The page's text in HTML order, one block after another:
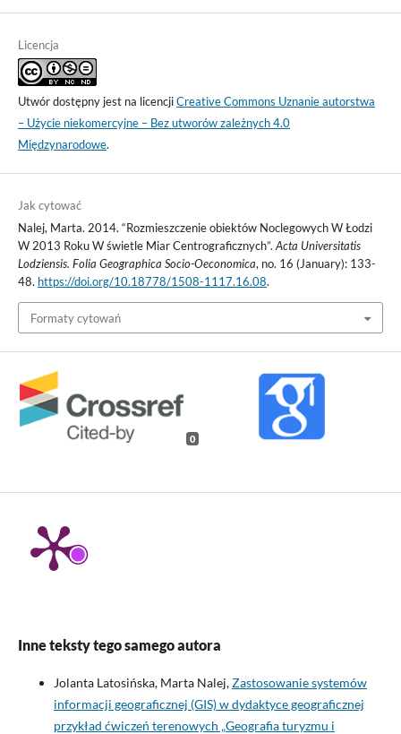
Licencja
Utwór dostępny jest na licencjiCreative Commons Uznanie autorstwa
– Użycie niekomercyjne – Bez utworów zależnych 4.0
Międzynarodowe.
Jak cytować
Nalej, Marta. 2014. “Rozmieszczenie obiektów Noclegowych W Łodzi
W 2013 Roku W świetle Miar Centrograficznych”.Acta Universitatis
Lodziensis. Folia Geographica Socio-Oeconomica, no. 16 (January): 133-
48. https://doi.org/10.18778/1508-1117.16.08.
Formaty cytowań
0
Inne teksty tego samego autora
Jolanta Latosińska, Marta Nalej,Zastosowanie systemów
informacji geograficznej (GIS) w dydaktyce geograficznej
przykład ćwiczeń terenowych „Geografia turyzmu i